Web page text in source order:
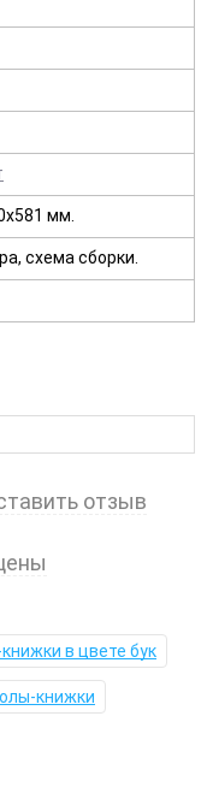
мм.
схема сборки.
отзыв
в цвете бук
книжки